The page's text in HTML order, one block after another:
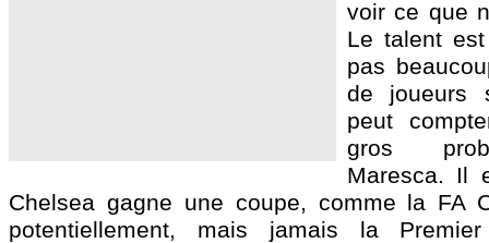
voir ce que
Le talent
pas
de joueurs
peut
gros
Maresca. Il
Chelsea gagne une coupe, comme la FA
potentiellement, mais jamais la